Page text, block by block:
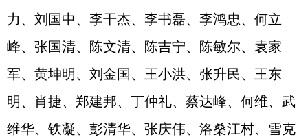
力、刘国中、李干杰、李书磊、李鸿忠、何立
峰、张国清、陈文清、陈吉宁、陈敏尔、袁家
军、黄坤明、刘金国、王小洪、张升民、王东
明、肖捷、郑建邦、丁仲礼、蔡达峰、何维、武
维华、铁凝、彭清华、张庆伟、洛桑江村、雪克